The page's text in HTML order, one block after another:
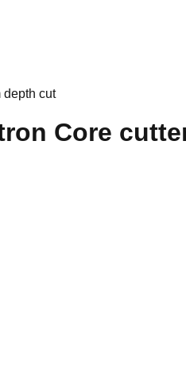
depth cut
Core